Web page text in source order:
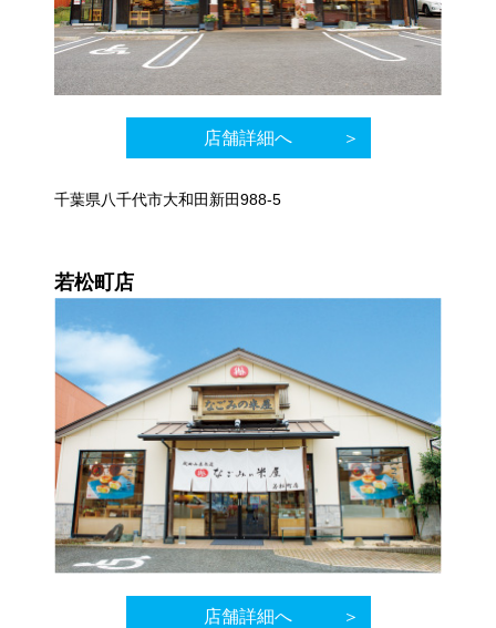
店舗詳細へ
千葉県八千代市大和田新田988-5
若松町店
店舗詳細へ